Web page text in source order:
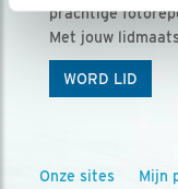
prachtige
Met jouw
WORD LID
Onze sites Mijn